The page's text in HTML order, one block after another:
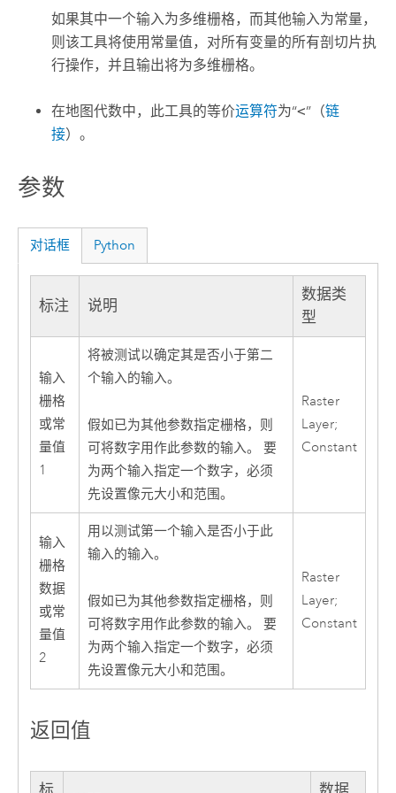
如果其中一个输入为多维栅格，而其他输入为常量，
则该工具将使用常量值，对所有变量的所有剖切片执
行操作，并且输出将为多维栅格。
在地图代数中，此工具的等价运算符为“<”（链
接）。
参数
对话框 Python
标注 说明
数据类
型
输入
栅格
或常
量值
1
将被测试以确定其是否小于第二
个输入的输入。
假如已为其他参数指定栅格，则
可将数字用作此参数的输入。 要
为两个输入指定一个数字，必须
先设置像元大小和范围。
Raster
Layer;
Constant
输入
栅格
数据
或常
量值
2
用以测试第一个输入是否小于此
输入的输入。
假如已为其他参数指定栅格，则
可将数字用作此参数的输入。 要
为两个输入指定一个数字，必须
先设置像元大小和范围。
Raster
Layer;
Constant
返回值